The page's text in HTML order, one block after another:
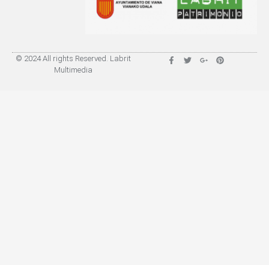
© 2024 All rights Reserved. Labrit
Multimedia